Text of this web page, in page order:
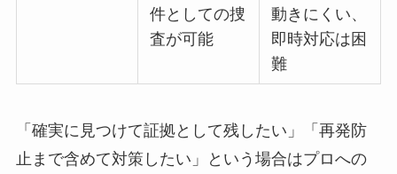
件としての捜
査が可能
動きにくい、
即時対応は困
難
「確実に見つけて証拠として残したい」「再発防
止まで含めて対策したい」という場合はプロへの